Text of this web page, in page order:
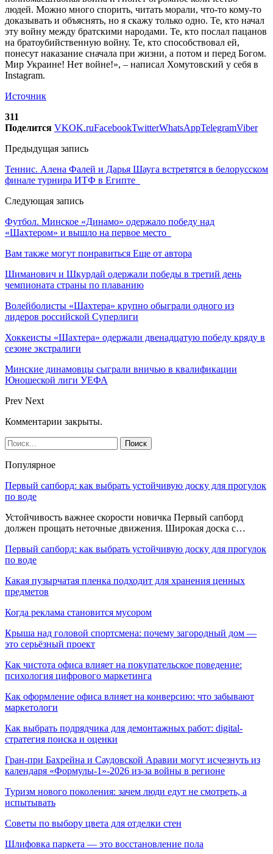
людей. Можно много спорить, читать морали, что-то кому-то
доказывать и объяснять, но я скажу только одно. Те, кто начал
эту войну между братскими народами. Те, кто послал пацанов
на братоубийственную войну. Те, кто способствовал ей,
понесут наказание сначала при жизни, а потом и перед Богом.
Мир Украине! Нет войне!», – написал Хомутовский у себя в
Instagram.
Источник
311
Поделится VKOK.ruFacebookTwitterWhatsAppTelegramViber
Предыдущая запись
Теннис. Алена Фалей и Дарья Шауга встретятся в белорусском
финале турнира ИТФ в Египте
Следующая запись
Футбол. Минское «Динамо» одержало победу над
«Шахтером» и вышло на первое место
Вам также могут понравиться Еще от автора
Шиманович и Шкурдай одержали победы в третий день
чемпионата страны по плаванию
Волейболисты «Шахтера» крупно обыграли одного из
лидеров российской Суперлиги
Хоккеисты «Шахтера» одержали двенадцатую победу кряду в
сезоне экстралиги
Минские динамовцы сыграли вничью в квалификации
Юношеской лиги УЕФА
Prev Next
Комментарии закрыты.
Популярное
Первый сапборд: как выбрать устойчивую доску для прогулок
по воде
Устойчивость важнее скорости новичка Первый сапборд
должен прощать неточные движения. Широкая доска с…
Первый сапборд: как выбрать устойчивую доску для прогулок
по воде
Какая пузырчатая пленка подходит для хранения ценных
предметов
Когда реклама становится мусором
Крыша над головой спортсмена: почему загородный дом —
это серьёзный проект
Как чистота офиса влияет на покупательское поведение:
психология цифрового маркетинга
Как оформление офиса влияет на конверсию: что забывают
маркетологи
Как выбрать подрядчика для демонтажных работ: digital-
стратегия поиска и оценки
Гран-при Бахрейна и Саудовской Аравии могут исчезнуть из
календаря «Формулы-1»-2026 из-за войны в регионе
Туризм нового поколения: зачем люди едут не смотреть, а
испытывать
Советы по выбору цвета для отделки стен
Шлифовка паркета — это восстановление пола